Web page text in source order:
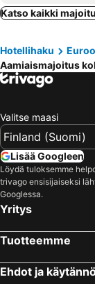
Katso kaikki
Hotellihaku
Aamiaismajoitus
Valitse maasi
Lisää Googleen
Löydä tuloksemme
trivago ensisijaiseksi
Googlessa.
Yritys
Tuotteemme
Ehdot ja